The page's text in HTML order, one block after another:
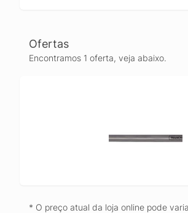
Ofertas
Encontramos 1 oferta, veja abaixo.
* O preço atual da loja online pode